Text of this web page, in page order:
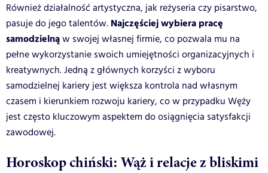
Również działalność artystyczna, jak reżyseria czy pisarstwo,
pasuje do jego talentów. Najczęściej wybiera pracę
samodzielnąw swojej własnej firmie, co pozwala mu na
pełne wykorzystanie swoich umiejętności organizacyjnych i
kreatywnych.Jedną z głównych korzyści z wyboru
samodzielnej kariery jest większa kontrola nad własnym
czasem i kierunkiem rozwoju kariery, co w przypadku Węży
jest często kluczowym aspektem do osiągnięcia satysfakcji
zawodowej.
Horoskop chiński: Wąż i relacje z bliskimi